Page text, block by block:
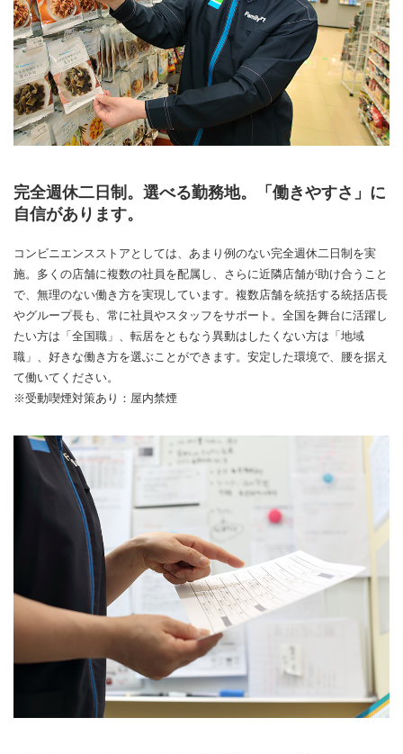
完全週休二日制。選べる勤務地。「働きやすさ」に
自信があります。
コンビニエンスストアとしては、あまり例のない完全週休二日制を実
施。多くの店舗に複数の社員を配属し、さらに近隣店舗が助け合うこと
で、無理のない働き方を実現しています。複数店舗を統括する統括店長
やグループ長も、常に社員やスタッフをサポート。全国を舞台に活躍し
たい方は「全国職」、転居をともなう異動はしたくない方は「地域
職」、好きな働き方を選ぶことができます。安定した環境で、腰を据え
て働いてください。
※受動喫煙対策あり：屋内禁煙